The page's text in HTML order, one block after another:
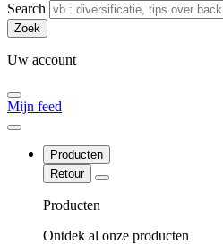
Search
Uw account
Mijn feed
Producten
Retour
Producten
Ontdek al onze producten